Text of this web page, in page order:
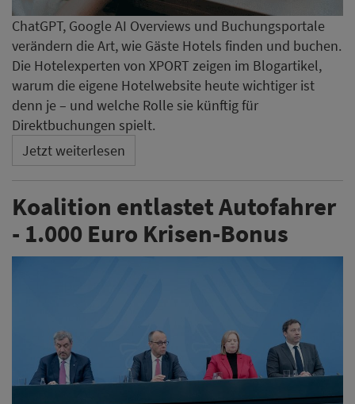
ChatGPT, Google AI Overviews und Buchungsportale
verändern die Art, wie Gäste Hotels finden und buchen.
Die Hotelexperten von XPORT zeigen im Blogartikel,
warum die eigene Hotelwebsite heute wichtiger ist
denn je – und welche Rolle sie künftig für
Direktbuchungen spielt.
Jetzt weiterlesen
Koalition entlastet Autofahrer
- 1.000 Euro Krisen-Bonus